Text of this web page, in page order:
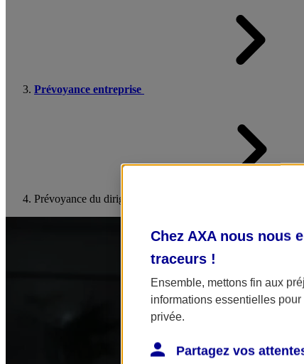
Prévoyance entreprise
Prévoyance du dirigeant
Chez AXA nous nous
traceurs !
Ensemble, mettons fin aux
informations essentielles
privée.
Partagez vos